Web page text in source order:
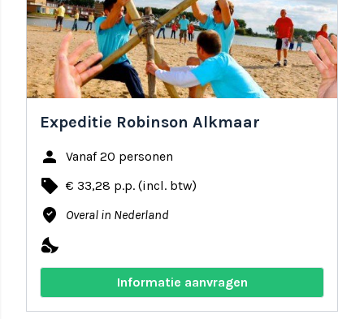
Expeditie Robinson Alkmaar
person Vanaf 20 personen
local_offer € 33,28 p.p. (incl. btw)
where_to_vote Overal in Nederland
nights_stay
Informatie aanvragen